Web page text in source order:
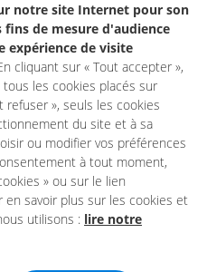
conforme
Mentions légales
notre site Internet pour son
de mesure d'audience
expérience de visite
cliquant sur « Tout accepter »,
les cookies placés sur
refuser », seuls les cookies
du site et à sa
ou modifier vos préférences
à tout moment,
» ou sur le lien
en savoir plus sur les cookies et
utilisons : lire notre